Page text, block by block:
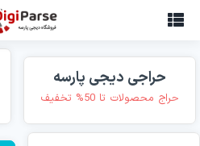
حراجی دیجی پارسه
حراج محصولات تا 50% تخفیف